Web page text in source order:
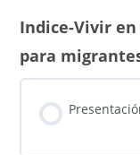
Indice-Vivir
para